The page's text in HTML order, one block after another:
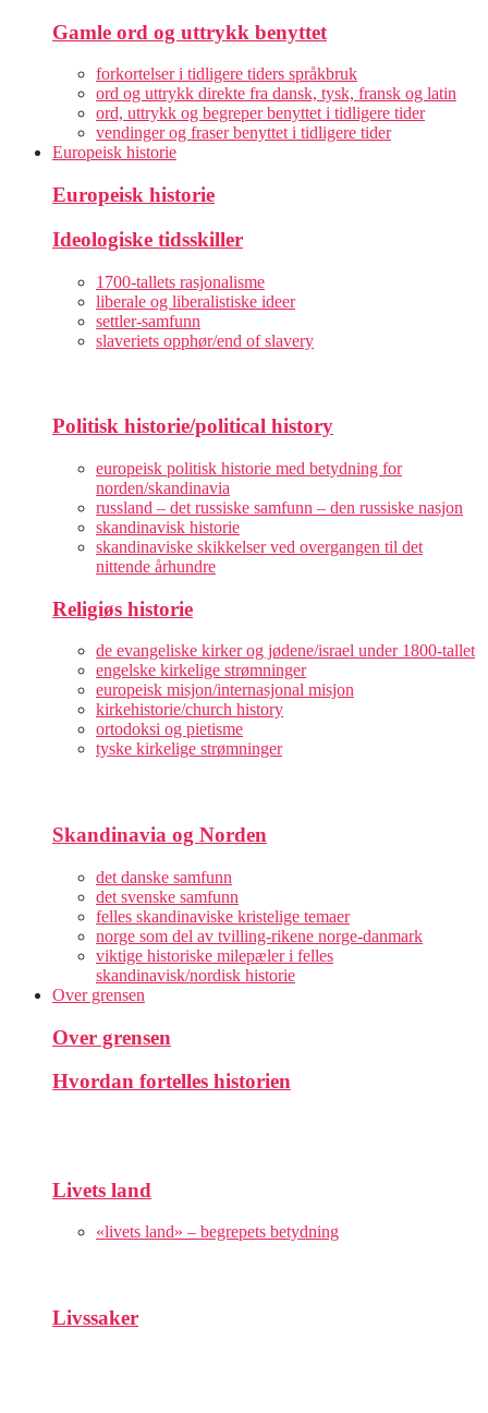
Gamle ord og uttrykk benyttet
forkortelser i tidligere tiders språkbruk
ord og uttrykk direkte fra dansk, tysk, fransk og latin
ord, uttrykk og begreper benyttet i tidligere tider
vendinger og fraser benyttet i tidligere tider
Europeisk historie
Europeisk historie
Ideologiske tidsskiller
1700-tallets rasjonalisme
liberale og liberalistiske ideer
settler-samfunn
slaveriets opphør/end of slavery
Politisk historie/political history
europeisk politisk historie med betydning for
norden/skandinavia
russland – det russiske samfunn – den russiske nasjon
skandinavisk historie
skandinaviske skikkelser ved overgangen til det
nittende århundre
Religiøs historie
de evangeliske kirker og jødene/israel under 1800-tallet
engelske kirkelige strømninger
europeisk misjon/internasjonal misjon
kirkehistorie/church history
ortodoksi og pietisme
tyske kirkelige strømninger
Skandinavia og Norden
det danske samfunn
det svenske samfunn
felles skandinaviske kristelige temaer
norge som del av tvilling-rikene norge-danmark
viktige historiske milepæler i felles
skandinavisk/nordisk historie
Over grensen
Over grensen
Hvordan fortelles historien
Livets land
«livets land» – begrepets betydning
Livssaker